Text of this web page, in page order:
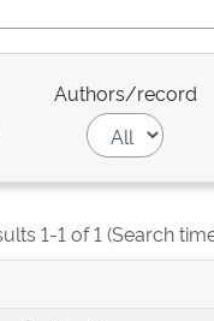
Authors/record
1-1 of 1 (Search